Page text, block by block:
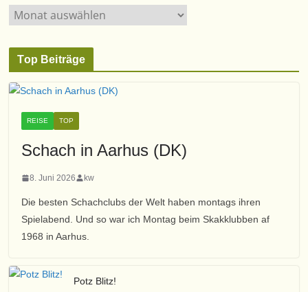
g
e
n
A
c
i
Top Beiträge
REISE TOP
Schach in Aarhus (DK)
8. Juni 2026 kw
Die besten Schachclubs der Welt haben montags ihren
Spielabend. Und so war ich Montag beim Skakklubben af
1968 in Aarhus.
Potz Blitz!